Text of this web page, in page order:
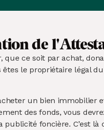
de
que ce soit par achat,
le propriétaire légal
un bien
des fonds, vous
foncière. C’est là